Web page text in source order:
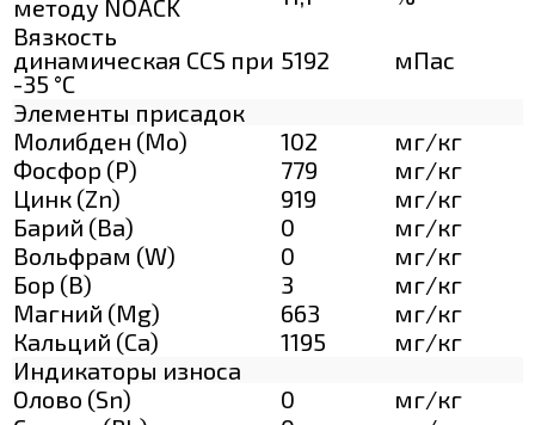
методу NOACK
Вязкость
динамическая CCS при
-35 °С
5192
мПас
Элементы присадок
Молибден (Мо)
102
мг/кг
Фосфор (Р)
779
мг/кг
Цинк (Zn)
919
мг/кг
Барий (Ва)
0
мг/кг
Вольфрам (W)
0
мг/кг
Бор (В)
3
мг/кг
Магний (Mg)
663
мг/кг
Кальций (Са)
1195
мг/кг
Индикаторы износа
Олово (Sn)
0
мг/кг